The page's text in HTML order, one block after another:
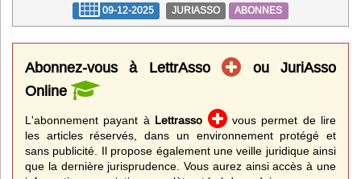
09-12-2025 JURIASSO ABONNES
Abonnez-vous à LettrAsso
ou JuriAsso
Online
L'abonnement payant à Lettrasso
vous permet de lire
les articles réservés, dans un environnement protégé et
sans publicité. Il propose également une veille juridique ainsi
que la dernière jurisprudence. Vous aurez ainsi accès à une